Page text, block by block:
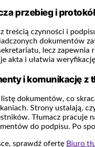
przebieg i
treścią czynności i
dokumentów
lecz
akta i ułatwia
i komunikację z
dokumentów, co
Strony ustalają,
Tłumacz
do podpisu. Po
sprawdź ofertę Biuro